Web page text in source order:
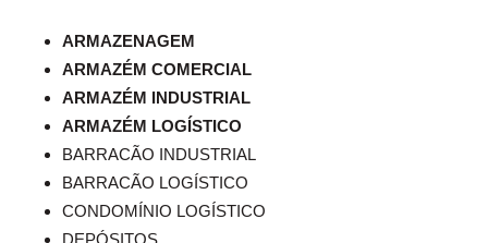
ARMAZENAGEM
ARMAZÉM COMERCIAL
ARMAZÉM INDUSTRIAL
ARMAZÉM LOGÍSTICO
BARRACÃO INDUSTRIAL
BARRACÃO LOGÍSTICO
CONDOMÍNIO LOGÍSTICO
DEPÓSITOS